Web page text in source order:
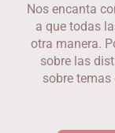
Nos encanta
a que todas
otra manera.
sobre las
sobre